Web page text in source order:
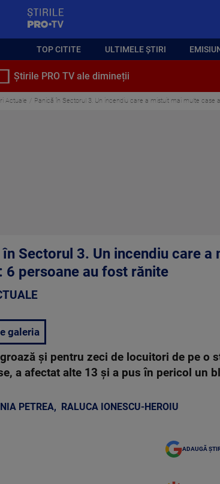
TOP CITITE ULTIMELE ȘTIRI
Știrile PRO TV ale dimineții
Actuale Panică în Sectorul 3. Un incendiu care a mistuit mai multe case
în Sectorul 3. Un incendiu care
6 persoane au fost rănite
galeria
și pentru zeci de locuitori de pe o
a afectat alte 13 și a pus în pericol un
PETREA, RALUCA IONESCU-HEROIU
ADAUGĂ